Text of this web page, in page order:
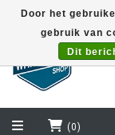
(0)
Door het
gebruik van
Dit